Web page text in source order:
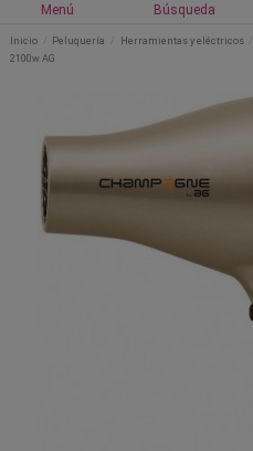
Menú Búsqueda
Inicio Peluquería Herramientas y eléctricos
2100w AG